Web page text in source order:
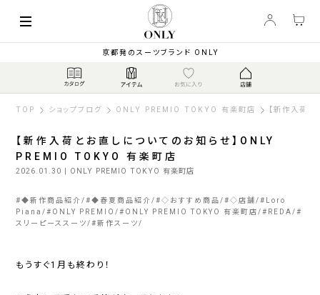
京都発のスーツブランド ONLY
TOP ショップブログ ONLY PREMIO TOKYO 有楽町店 【新作入荷
【新作入荷とお直しについてのお知らせ】ONLY
PREMIO TOKYO 有楽町店
2026.01.30 | ONLY PREMIO TOKYO 有楽町店
#◆新作商品紹介 #◆春夏商品紹介 #◇おすすめ商品 #◇店舗 #
Loro
Piana # ONLY PREMIO # ONLY PREMIO TOKYO 有楽町店 # REDA #
スリーピーススーツ #新作スーツ
もうすぐ1月も終わり！